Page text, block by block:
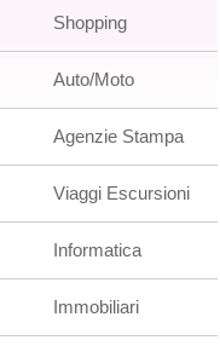
Shopping
Auto/Moto
Agenzie Stampa
Viaggi Escursioni
Informatica
Immobiliari